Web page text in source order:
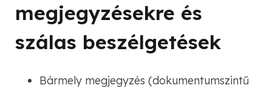
megjegyzésekre és
szálas beszélgetések
Bármely megjegyzés (dokumentumszintű